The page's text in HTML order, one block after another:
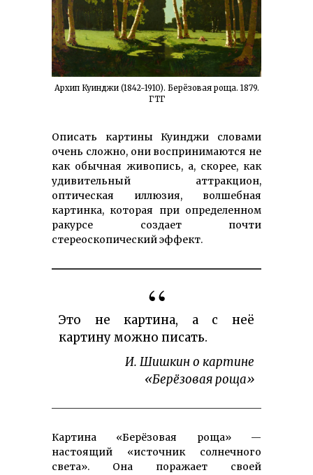
Архип Куинджи (1842-1910). Берёзовая роща. 1879.
ГТГ
Описать картины Куинджи словами
очень сложно, они воспринимаются не
как обычная живопись, а, скорее, как
удивительный аттракцион,
оптическая иллюзия, волшебная
картинка, которая при определенном
ракурсе создает почти
стереоскопический эффект.
Это не картина, а с неё
картину можно писать.
И. Шишкин о картине
«Берёзовая роща»
Картина «Берёзовая роща» —
настоящий «источник солнечного
света». Она поражает своей